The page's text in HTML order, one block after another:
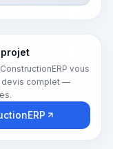
vous
devis complet —